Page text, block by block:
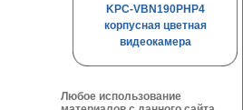
KPC-VBN190PHP4
корпусная цветная
видеокамера
Любое использование